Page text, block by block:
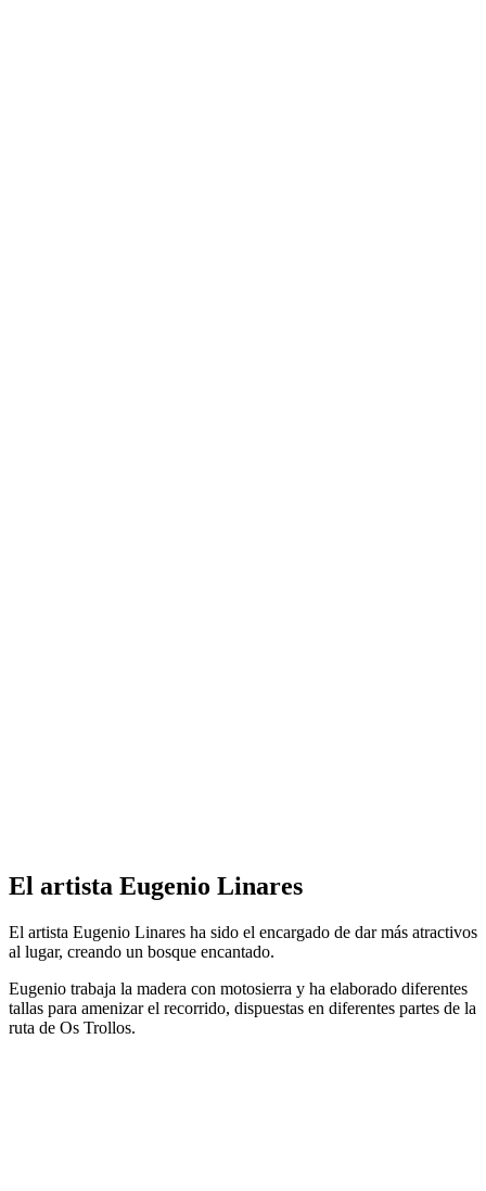
El artista Eugenio Linares
El artista Eugenio Linares ha sido el encargado de dar más atractivos
al lugar, creando un bosque encantado.
Eugenio trabaja la madera con motosierra y ha elaborado diferentes
tallas para amenizar el recorrido, dispuestas en diferentes partes de la
ruta de Os Trollos.